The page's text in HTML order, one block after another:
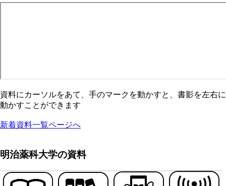
資料にカーソルをあて、手のマークを動かすと、書影を左右に
動かすことができます
新着資料一覧ページへ
明治薬科大学の資料